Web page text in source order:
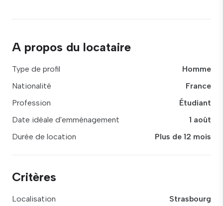
A propos du locataire
Type de profil
Homme
Nationalité
France
Profession
Étudiant
Date idéale d'emménagement
1 août
Durée de location
Plus de 12 mois
Critères
Localisation
Strasbourg